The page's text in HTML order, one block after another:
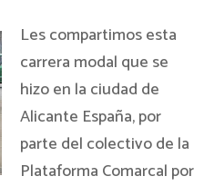
Les compartimos esta
carrera modal que se
hizo en la ciudad de
Alicante España, por
parte del colectivo de la
Plataforma Comarcal por